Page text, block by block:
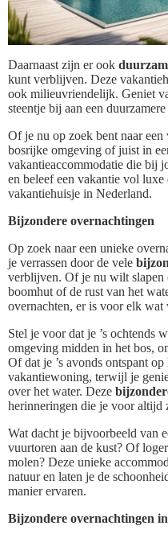
Daarnaast zijn er ook
kunt verblijven. Deze
ook milieuvriendelijk. Geniet
steentje bij aan een
Of je nu op zoek bent naar een
bosrijke omgeving of juist in
vakantieaccommodatie die bij
en beleef een vakantie vol
vakantiehuisje in Nederland.
Bijzondere overnachtingen
Op zoek naar een unieke
je verrassen door de vele
verblijven. Of je nu wilt slapen
boomhut of de rust van het
overnachten, er is voor elk wat
Stel je voor dat je ’s ochtends
omgeving midden in het bos,
Of dat je ’s avonds ontspant
vakantiewoning, terwijl je
over het water. Deze
herinneringen die je voor altijd
Wat dacht je bijvoorbeeld van
vuurtoren aan de kust? Of
molen? Deze unieke
natuur en laten je de
manier ervaren.
Bijzondere overnachtingen